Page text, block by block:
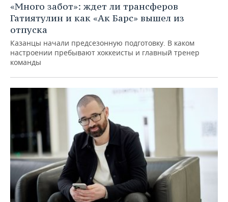
«Много забот»: ждет ли трансферов
Гатиятулин и как «Ак Барс» вышел из
отпуска
Казанцы начали предсезонную подготовку. В каком
настроении пребывают хоккеисты и главный тренер
команды